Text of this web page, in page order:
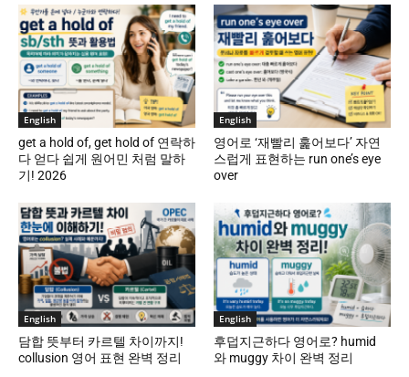
English
get a hold of, get hold of 연락하
다 얻다 쉽게 원어민 처럼 말하
기! 2026
English
영어로 ‘재빨리 훑어보다’ 자연
스럽게 표현하는 run one’s eye
over
English
담합 뜻부터 카르텔 차이까지!
collusion 영어 표현 완벽 정리
English
후덥지근하다 영어로? humid
와 muggy 차이 완벽 정리